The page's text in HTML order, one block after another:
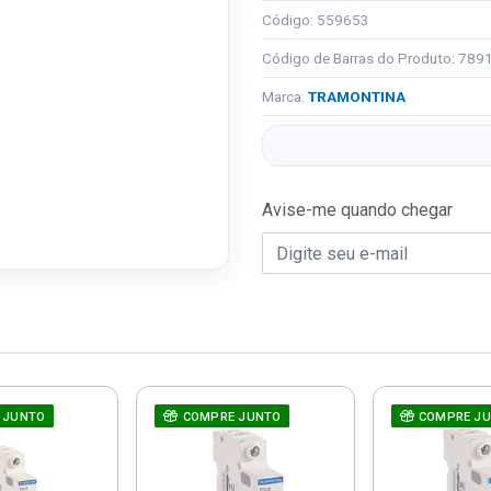
Código: 559653
Código de Barras do Produto:
Marca: TRAMONTINA
Avise-me quando chegar
JUNTO COMPRE JUNTO COMPRE